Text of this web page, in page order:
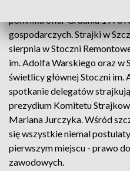
pomnika ofiar Grudnia 1970
gospodarczych. Strajki w
sierpnia w Stoczni
im. Adolfa Warskiego oraz w
świetlicy głównej Stoczni im.
spotkanie delegatów
prezydium Komitetu
Mariana Jurczyka. Wśród
się wszystkie niemal
pierwszym miejscu - prawo
zawodowych.